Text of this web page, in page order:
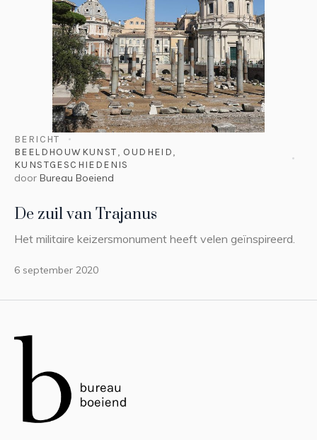
BERICHT
BEELDHOUWKUNST, OUDHEID,
KUNSTGESCHIEDENIS
door Bureau Boeiend
De zuil van Trajanus
Het militaire keizersmonument heeft velen geïnspireerd.
6 september 2020